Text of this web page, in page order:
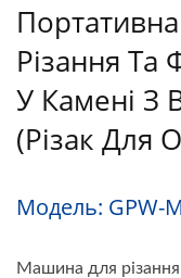
Різання Та
У Камені З
(різак Для
Модель: GPW-
Машина для різання